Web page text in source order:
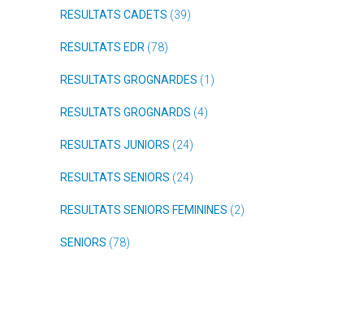
RESULTATS CADETS (39)
RESULTATS EDR (78)
RESULTATS GROGNARDES (1)
RESULTATS GROGNARDS (4)
RESULTATS JUNIORS (24)
RESULTATS SENIORS (24)
RESULTATS SENIORS FEMININES (2)
SENIORS (78)